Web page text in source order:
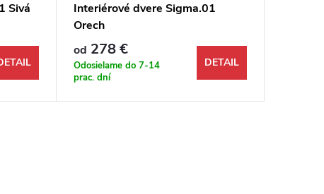
Sivá
Interiérové dvere Sigma.01
Orech
od 278 €
Odosielame do 7-14
prac. dní
DETAIL